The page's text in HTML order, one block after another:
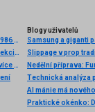
Ranní shrnutí 📈 Růsty na burzách, USDJPY nejníže od roku 1986 (30.06.2026)
Panika na finančných trhoch? Skôr sa jedná o izolovanú korekciu na akciách.
Čína bude jedinou velkou ekonomikou, která letos poroste více než loni
Blogy uživatelů
Samsung a giganti
Slippage v prop
Nedělní příprava:
AI mánie má
Praktické okénko: